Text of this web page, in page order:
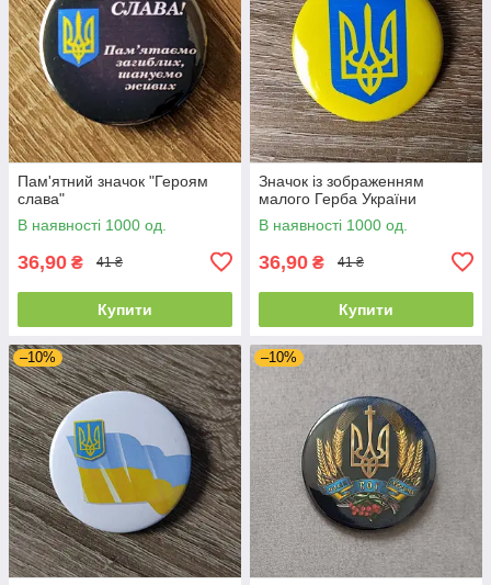
Пам'ятний значок "Героям
слава"
В наявності 1000 од.
36,90 ₴ 41 ₴
Купити
Значок із зображенням
малого Герба України
В наявності 1000 од.
36,90 ₴ 41 ₴
Купити
–10% –10%